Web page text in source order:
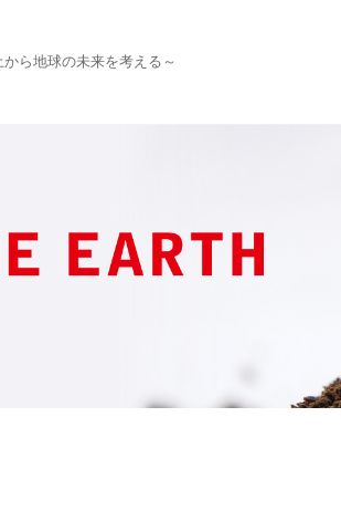
ら地球の未来を考える～